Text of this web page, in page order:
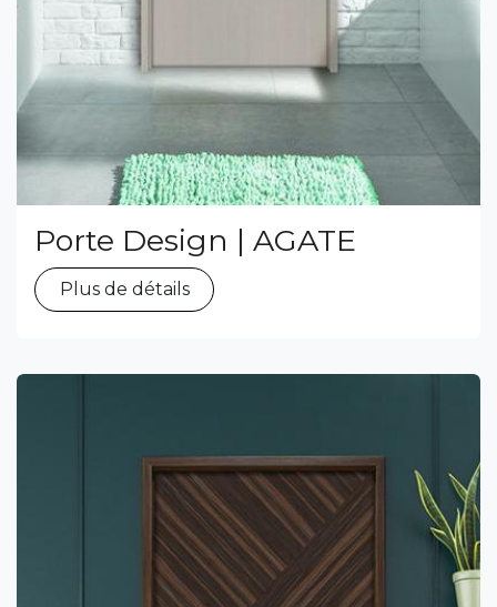
Porte Design | AGATE
Plus de détails